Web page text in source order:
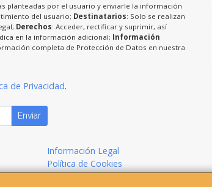
planteadas por el usuario y enviarle la información
del usuario; Destinatarios: Solo se realizan
Derechos: Acceder, rectificar y suprimir, así
en la información adicional; Información
completa de Protección de Datos en nuestra
de Privacidad.
Enviar
Información Legal
Política de Cookies
Formas de Pago